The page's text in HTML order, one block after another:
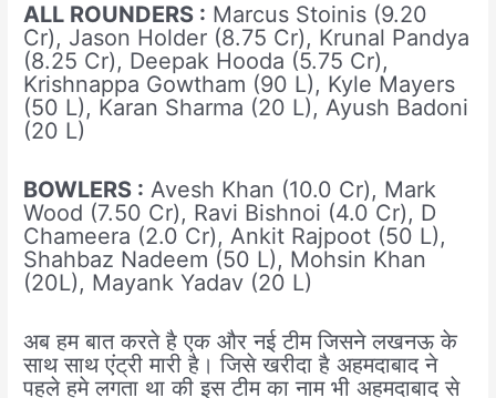
ALL ROUNDERS : Marcus Stoinis (9.20
Cr), Jason Holder (8.75 Cr), Krunal Pandya
(8.25 Cr), Deepak Hooda (5.75 Cr),
Krishnappa Gowtham (90 L), Kyle Mayers
(50 L), Karan Sharma (20 L), Ayush Badoni
(20 L)
BOWLERS : Avesh Khan (10.0 Cr), Mark
Wood (7.50 Cr), Ravi Bishnoi (4.0 Cr), D
Chameera (2.0 Cr), Ankit Rajpoot (50 L),
Shahbaz Nadeem (50 L), Mohsin Khan
(20L), Mayank Yadav (20 L)
अब हम बात करते है एक और नई टीम जिसने लखनऊ के
साथ साथ एंट्री मारी है। जिसे खरीदा है अहमदाबाद ने
पहले हमे लगता था की इस टीम का नाम भी अहमदाबाद से